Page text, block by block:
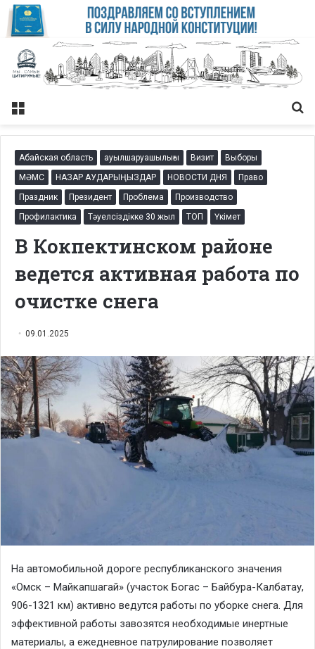
Меню
Абайская область ауылшаруашылығы Визит
Выборы
МӘМС
НАЗАР АУДАРЫҢЫЗДАР НОВОСТИ ДНЯ
Право
Праздник
Президент Проблема
Производство
Профилактика
Тәуелсіздікке 30 жыл ТОП Үкімет
В Кокпектинском районе
ведется активная работа по
очистке снега
09.01.2025
На автомобильной дороге республиканского значения
«Омск – Майкапшагай» (участок Богас – Байбура-Калбатау,
906-1321 км) активно ведутся работы по уборке снега. Для
эффективной работы завозятся необходимые инертные
материалы, а ежедневное патрулирование позволяет